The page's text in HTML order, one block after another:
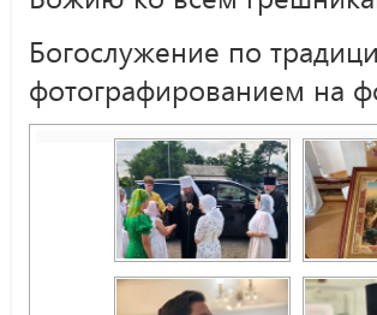
Богослужение по
фотографированием на